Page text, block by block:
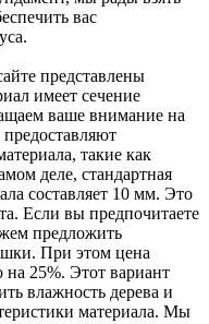
вас
представлены
имеет сечение
ваше внимание на
такие как
деле, стандартная
составляет 10 мм. Это
Если вы предпочитаете
предложить
При этом цена
на 25%. Этот вариант
влажность дерева и
материала. Мы